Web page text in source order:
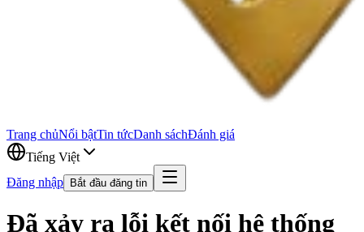
Trang chủNổi bậtTin tứcDanh sáchĐánh giá
Tiếng Việt
Đăng nhập
Bắt đầu đăng tin
Đã xảy ra lỗi kết nối hệ thống